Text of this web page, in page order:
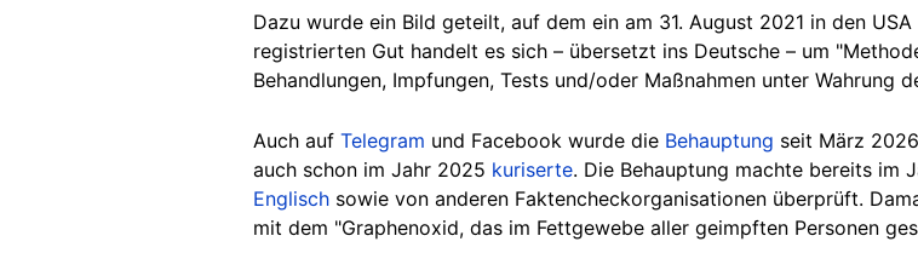
Dazu wurde ein Bild geteilt, auf dem ein am 31. August 2021 in den
registrierten Gut handelt es sich – übersetzt ins Deutsche – um "
Behandlungen, Impfungen, Tests und/oder Maßnahmen unter Wahrung
Auch auf Telegram und Facebook wurde die Behauptung seit März
auch schon im Jahr 2025 kuriserte. Die Behauptung machte bereits im
Englisch sowie von anderen Faktencheckorganisationen überprüft.
mit dem "Graphenoxid, das im Fettgewebe aller geimpften Personen